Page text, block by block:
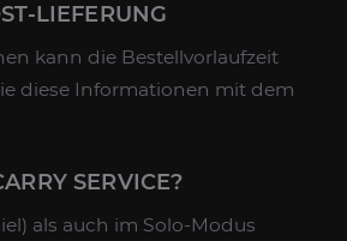
LIEFERUNG
kann die Bestellvorlaufzeit
diese Informationen mit dem
SERVICE?
als auch im Solo-Modus